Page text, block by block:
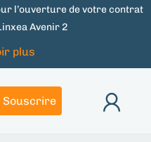
l’ouverture de votre contrat
Avenir 2
plus
Souscrire